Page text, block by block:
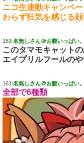
ニコ生連動キャンペ
わらず狂気を感じる
153:名無しさん＠お腹いっぱい。
このタマモキャット
エイプリルフールの
161:名無しさん＠お腹いっぱい。
全部で6種類